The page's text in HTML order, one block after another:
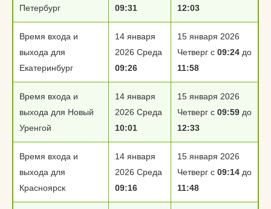
Петербург
09:31
12:03
Время входа и
выхода для
Екатеринбург
14 января
2026 Среда
09:26
15 января 2026
Четверг с 09:24 до
11:58
Время входа и
выхода для Новый
Уренгой
14 января
2026 Среда
10:01
15 января 2026
Четверг с 09:59 до
12:33
Время входа и
выхода для
Красноярск
14 января
2026 Среда
09:16
15 января 2026
Четверг с 09:14 до
11:48